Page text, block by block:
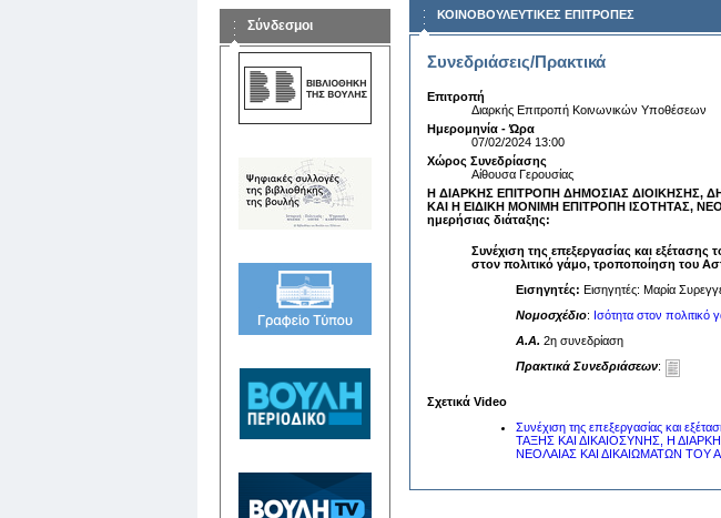
Σύνδεσμοι
ΚΟΙΝΟΒΟΥΛΕΥΤΙΚΕΣ ΕΠΙΤΡΟΠΕΣ
Συνεδριάσεις/Πρακτικά
Επιτροπή
Διαρκής Επιτροπή Κοινωνικών Υποθέσεων
Ημερομηνία - Ώρα
07/02/2024 13:00
Χώρος Συνεδρίασης
Αίθουσα Γερουσίας
Η ΔΙΑΡΚΗΣ ΕΠΙΤΡΟΠΗ ΔΗΜΟΣΙΑΣ ΔΙΟΙΚΗΣΗΣ,
ΚΑΙ Η ΕΙΔΙΚΗ ΜΟΝΙΜΗ ΕΠΙΤΡΟΠΗ ΙΣΟΤΗΤΑΣ,
ημερήσιας διάταξης:
Συνέχιση της επεξεργασίας και
στον πολιτικό γάμο, τροποποίηση του
Εισηγητές: Εισηγητές: Μαρία
Νομοσχέδιο: Ισότητα στον πολιτικό
A.A. 2η συνεδρίαση
Πρακτικά Συνεδριάσεων:
Σχετικά Video
Συνέχιση της επεξεργασίας και
ΤΑΞΗΣ ΚΑΙ ΔΙΚΑΙΟΣΥΝΗΣ, Η
ΝΕΟΛΑΙΑΣ ΚΑΙ ΔΙΚΑΙΩΜΑΤΩΝ